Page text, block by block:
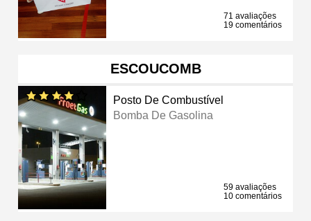
71 avaliações
19 comentários
ESCOUCOMB
Posto De Combustível
Bomba De Gasolina
59 avaliações
10 comentários